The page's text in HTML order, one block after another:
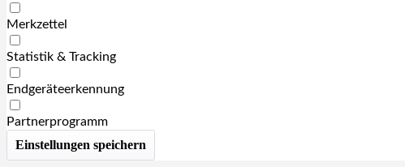
Merkzettel
Statistik & Tracking
Endgeräteerkennung
Partnerprogramm